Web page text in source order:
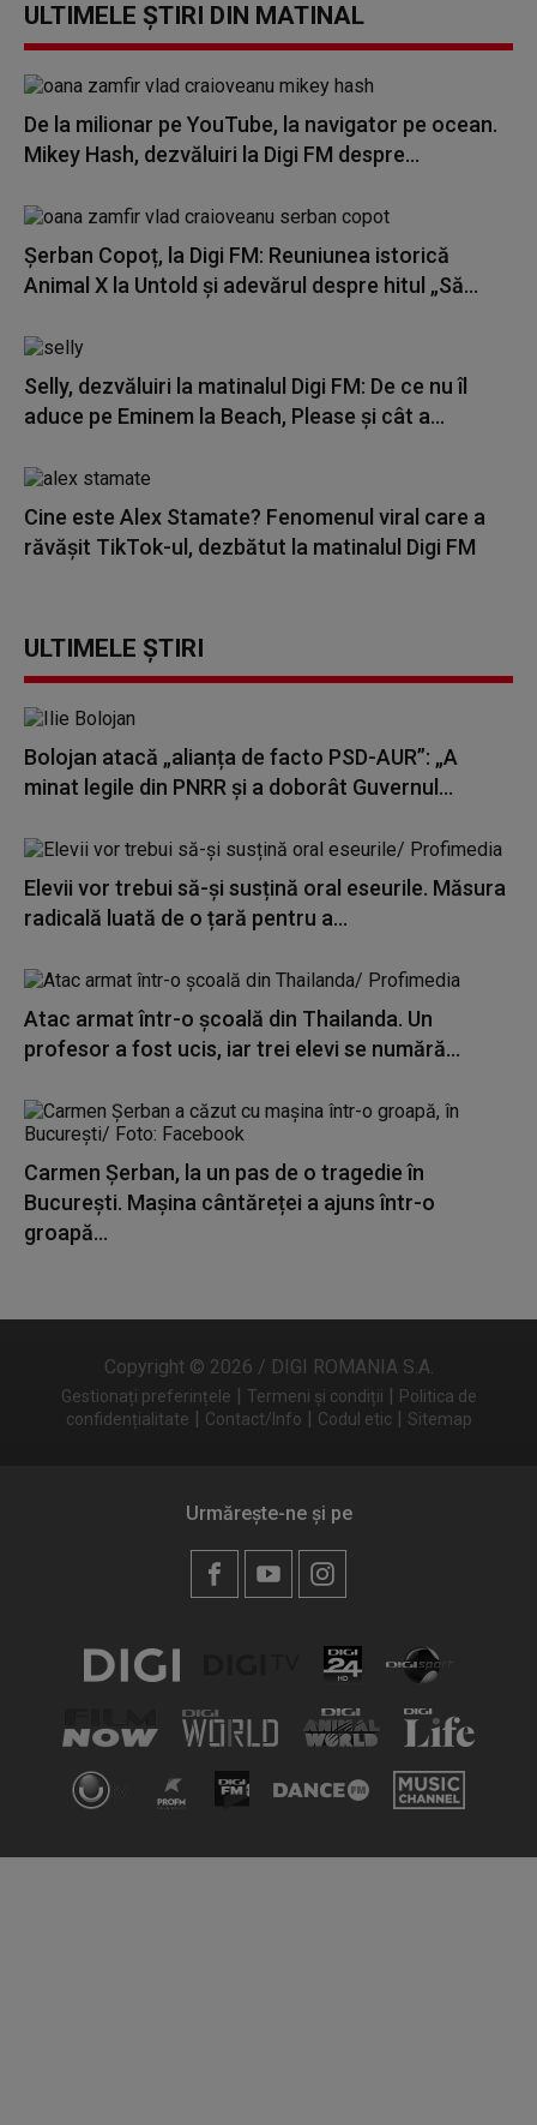
ULTIMELE ȘTIRI DIN MATINAL
De la milionar pe YouTube, la navigator pe ocean.
Mikey Hash, dezvăluiri la Digi FM despre...
Șerban Copoț, la Digi FM: Reuniunea istorică
Animal X la Untold și adevărul despre hitul „Să...
Selly, dezvăluiri la matinalul Digi FM: De ce nu îl
aduce pe Eminem la Beach, Please și cât a...
Cine este Alex Stamate? Fenomenul viral care a
răvășit TikTok-ul, dezbătut la matinalul Digi FM
ULTIMELE ȘTIRI
Bolojan atacă „alianța de facto PSD-AUR”: „A
minat legile din PNRR și a doborât Guvernul...
Elevii vor trebui să-și susțină oral eseurile. Măsura
radicală luată de o țară pentru a...
Atac armat într-o școală din Thailanda. Un
profesor a fost ucis, iar trei elevi se numără...
Carmen Șerban, la un pas de o tragedie în
București. Mașina cântăreței a ajuns într-o
groapă...
Copyright © 2026 / DIGI ROMANIA S.A.
Gestionați preferințele | Termeni și condiții | Politica de
confidențialitate | Contact/Info | Codul etic | Sitemap
Urmărește-ne și pe